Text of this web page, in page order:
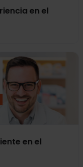
en el
en el